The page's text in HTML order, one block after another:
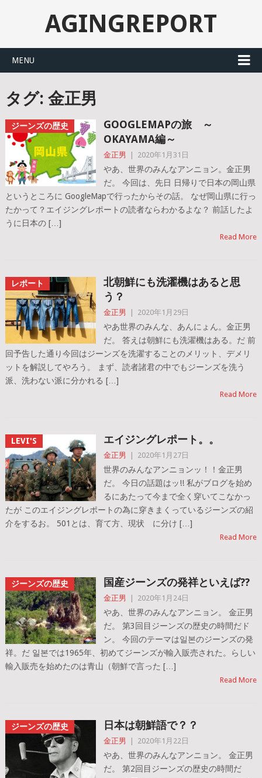
AGINGREPORT
MENU
タグ: 金正男
ジーンズの歴史
GOOGLEMAPの旅 ～
OKAYAMA編～
金正男 2020年1月31日
やあ、世界のみんなアンニョン。金正男
だ。 今回は、先日 日帰りで日本の岡山県
というところに GoogleMapで行ったからその話。 なぜ岡山県に行っ
たかって？エイジングレポートの読者ならわかるよな？ 前話したよ
うに日本の […]
Read More
レポート
北朝鮮にも洗濯機はあると思
う？
金正男 2020年1月29日
やあ世界のみんな、あんにょん。金正男
だ。 答えは朝鮮にも洗濯機はある。だ 前
回予告した通り今回はジーンズを洗濯することのメリット、デメリ
ットを解説してやろう。 まず、読者諸君の中でもジーンズを洗う
派、洗わない派に分かれる […]
Read More
LEVI'S エイジングレポート。。
金正男 2020年1月27日
世界のみんなアンニョンッ！！金正男
だ。 今日の話題はッ!! 私がブログを始め
るにあたって今まで全く穿いてこなかっ
たが このエイジングレポートの為に穿きまくっているジーンズの紹
介をするお。 501とは、育て方、現状 に分け […]
Read More
ジーンズの歴史 国産ジーンズの発祥といえば??
金正男 2020年1月24日
やあ、世界のみんなアンニョン。 金正男
だ。 第3回目ジーンズの歴史の時間だド
ン。 今回のテーマは일본のジーンズの発
祥。だ 일본では1965年、初めてジーンズが輸入販売された。らしい
輸入販売を始めたのは青山（朝鮮で言った […]
Read More
ジーンズの歴史 日本は朝鮮語で？？
金正男 2020年1月22日
やあ、世界のみんなアンニョン。 金正男
だ。 第2回目ジーンズの歴史の時間だ